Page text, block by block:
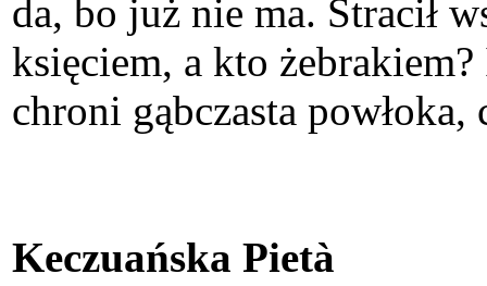
da, bo już nie ma. Stracił
księciem, a kto
chroni gąbczasta
Keczuańska Pietà